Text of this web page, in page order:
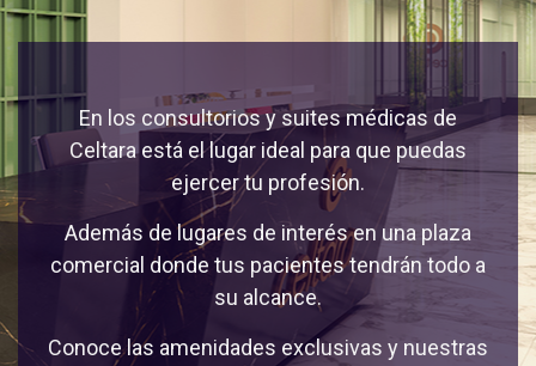
En los consultorios y suites médicas de
Celtara está el lugar ideal para que puedas
ejercer tu profesión.
Además de lugares de interés en una plaza
comercial donde tus pacientes tendrán todo a
su alcance.
Conoce las amenidades exclusivas y nuestras